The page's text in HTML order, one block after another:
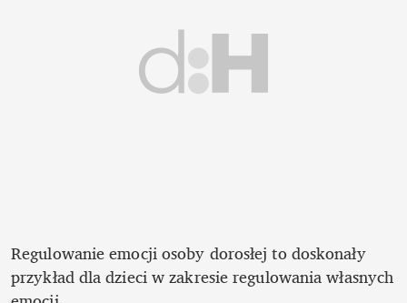
Regulowanie emocji osoby dorosłej to doskonały
przykład dla dzieci w zakresie regulowania własnych